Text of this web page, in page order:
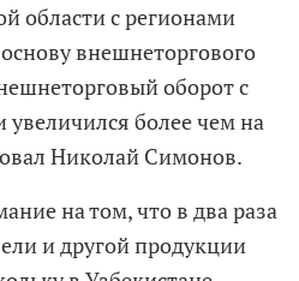
области с регионами
внешнеторгового
оборот с
более чем на
Николай Симонов.
на том, что в два раза
и другой продукции